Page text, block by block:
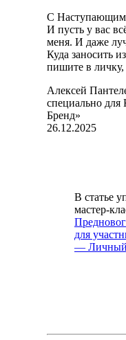
С Наступающим
И пусть у вас
меня. И даже
Куда заносить
пишите в личку,
Алексей
специально
Бренд»
26.12.2025
В статье
мастер-
для
— Личный